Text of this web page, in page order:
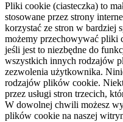
Pliki cookie (ciasteczka) to
stosowane przez strony
korzystać ze stron w bardziej
możemy przechowywać pliki
jeśli jest to niezbędne do
wszystkich innych rodzajów
zezwolenia użytkownika.
rodzajów plików cookie.
przez usługi stron trzecich,
W dowolnej chwili możesz
plików cookie na naszej